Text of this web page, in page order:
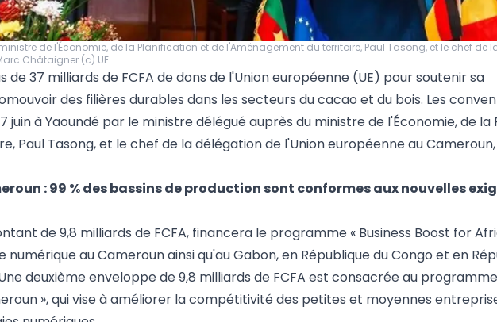
de l'Économie, de la Planification et de l'Aménagement du territoire, Paul Tasong, et le chef de
Châtaigner (c) UE
de 37 milliards de FCFA de dons de l'Union européenne (UE) pour soutenir sa
des filières durables dans les secteurs du cacao et du bois. Les
juin à Yaoundé par le ministre délégué auprès du ministre de l'Économie, de la
Paul Tasong, et le chef de la délégation de l'Union européenne au
: 99 % des bassins de production sont conformes aux nouvelles
de 9,8 milliards de FCFA, financera le programme « Business Boost for
au Cameroun ainsi qu'au Gabon, en République du Congo et en
deuxième enveloppe de 9,8 milliards de FCFA est consacrée au
», qui vise à améliorer la compétitivité des petites et moyennes